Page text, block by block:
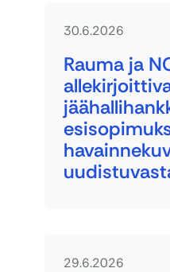
Rauma ja
30.6.2026
29.6.2026